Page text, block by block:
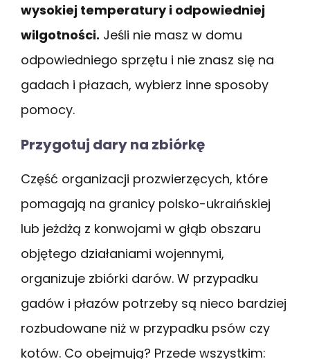
wysokiej temperatury i odpowiedniej
wilgotności. Jeśli nie masz w domu
odpowiedniego sprzętu i nie znasz się na
gadach i płazach, wybierz inne sposoby
pomocy.
Przygotuj dary na zbiórkę
Część organizacji prozwierzęcych, które
pomagają na granicy polsko-ukraińskiej
lub jeżdżą z konwojami w głąb obszaru
objętego działaniami wojennymi,
organizuje zbiórki darów. W przypadku
gadów i płazów potrzeby są nieco bardziej
rozbudowane niż w przypadku psów czy
kotów. Co obejmują? Przede wszystkim: